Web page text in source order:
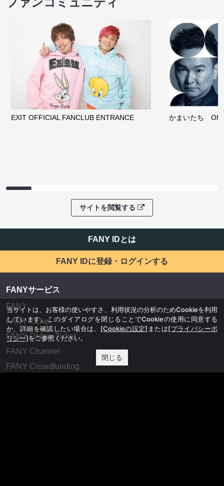
EXIT OFFICIAL FANCLUB ENTRANCE かまいたち
サイトを閲覧する
FANY IDとは
FANY IDに登録・ログインする
FANYサービス
FANY
FANY Ticket
FANY Online Ticket
FANY Channel
FANY Crowdfunding
当サイトは、お客様の使いやすさ、利用状況の分析のためCookieを利用
しています。このダイアログを閉じることでCookieの使用に同意する
か、詳細を確認したい場合は、 [Cookieの設定] または[プライバシーポ
リシー]をご参照ください。
閉じる